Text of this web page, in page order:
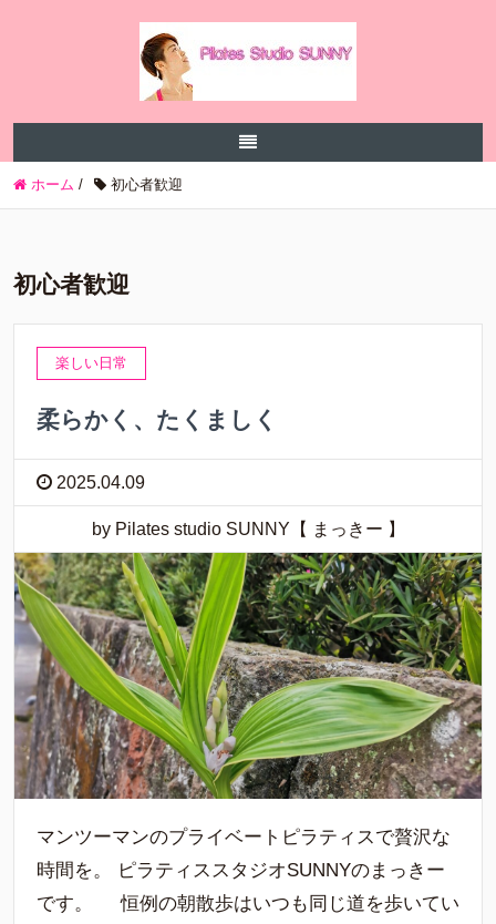
ホーム / 初心者歓迎
初心者歓迎
楽しい日常
柔らかく、たくましく
2025.04.09
by Pilates studio SUNNY【 まっきー 】
マンツーマンのプライベートピラティスで贅沢な
時間を。 ピラティススタジオSUNNYのまっきー
です。 恒例の朝散歩はいつも同じ道を歩いてい